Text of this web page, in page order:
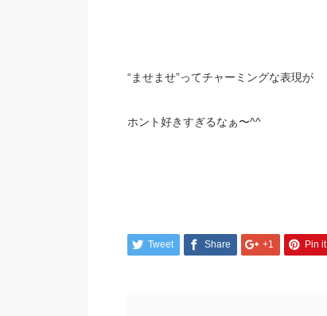
“ませませ”ってチャーミングな表現が
ホント好きすぎるなぁ〜^^
Tweet Share +1 Pin it